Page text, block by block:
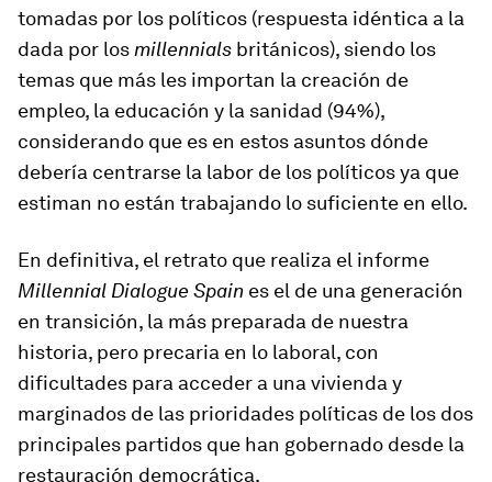
tomadas por los políticos (respuesta idéntica a la
dada por los millennials británicos), siendo los
temas que más les importan la creación de
empleo, la educación y la sanidad (94%),
considerando que es en estos asuntos dónde
debería centrarse la labor de los políticos ya que
estiman no están trabajando lo suficiente en ello.
En definitiva, el retrato que realiza el informe
Millennial Dialogue Spain es el de una generación
en transición, la más preparada de nuestra
historia, pero precaria en lo laboral, con
dificultades para acceder a una vivienda y
marginados de las prioridades políticas de los dos
principales partidos que han gobernado desde la
restauración democrática.